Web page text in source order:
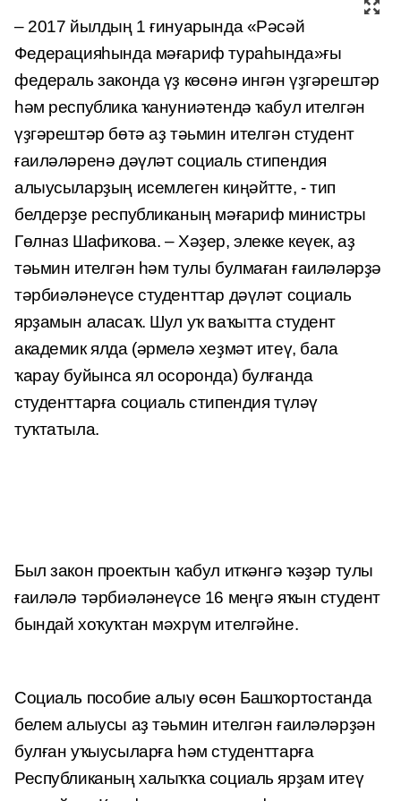
– 2017 йылдың 1 ғинуарында «Рәсәй
Федерацияһында мәғариф тураһында»ғы
федераль законда үҙ көсөнә ингән үҙгәрештәр
һәм республика ҡануниәтендә ҡабул ителгән
үҙгәрештәр бөтә аҙ тәьмин ителгән студент
ғаиләләренә дәүләт социаль стипендия
алыусыларҙың исемлеген киңәйтте, - тип
белдерҙе республиканың мәғариф министры
Гөлназ Шафиҡова. – Хәҙер, элекке кеүек, аҙ
тәьмин ителгән һәм тулы булмаған ғаиләләрҙә
тәрбиәләнеүсе студенттар дәүләт социаль
ярҙамын аласаҡ. Шул уҡ ваҡытта студент
академик ялда (әрмелә хеҙмәт итеү, бала
ҡарау буйынса ял осоронда) булғанда
студенттарға социаль стипендия түләү
туҡтатыла.
Был закон проектын ҡабул иткәнгә ҡәҙәр тулы
ғаиләлә тәрбиәләнеүсе 16 меңгә яҡын студент
бындай хоҡуҡтан мәхрүм ителгәйне.
Социаль пособие алыу өсөн Башҡортостанда
белем алыусы аҙ тәьмин ителгән ғаиләләрҙән
булған уҡыусыларға һәм студенттарға
Республиканың халыҡҡа социаль ярҙам итеү